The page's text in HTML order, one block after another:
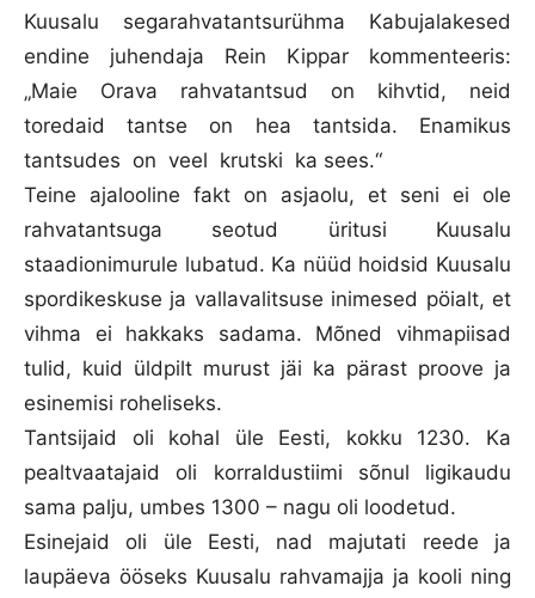
Kuusalu segarahvatantsurühma Kabujalakesed
endine juhendaja Rein Kippar kommenteeris:
„Maie Orava rahvatantsud on kihvtid, neid
toredaid tantse on hea tantsida. Enamikus
tantsudes on veel krutski ka sees.“
Teine ajalooline fakt on asjaolu, et seni ei ole
rahvatantsuga seotud üritusi Kuusalu
staadionimurule lubatud. Ka nüüd hoidsid Kuusalu
spordikeskuse ja vallavalitsuse inimesed pöialt, et
vihma ei hakkaks sadama. Mõned vihmapiisad
tulid, kuid üldpilt murust jäi ka pärast proove ja
esinemisi roheliseks.
Tantsijaid oli kohal üle Eesti, kokku 1230. Ka
pealtvaatajaid oli korraldustiimi sõnul ligikaudu
sama palju, umbes 1300 – nagu oli loodetud.
Esinejaid oli üle Eesti, nad majutati reede ja
laupäeva ööseks Kuusalu rahvamajja ja kooli ning